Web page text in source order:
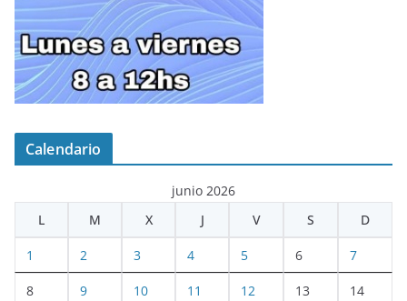
Calendario
junio 2026
L
M X J V S D
1 2 3 4 5 6 7
8 9 10 11 12 13 14